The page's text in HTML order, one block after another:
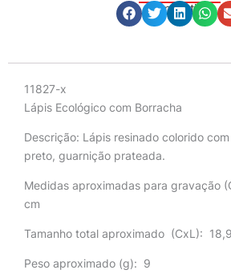
Compartilhe
11827-x
Lápis Ecológico com Borracha
Descrição: Lápis resinado colorido
preto, guarnição prateada.
Medidas aproximadas para gravação
cm
Tamanho total aproximado (CxL):
Peso aproximado (g): 9